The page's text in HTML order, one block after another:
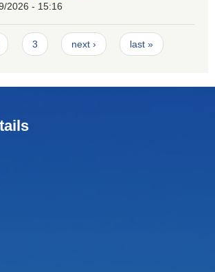
2026 - 15:16
3 next › last »